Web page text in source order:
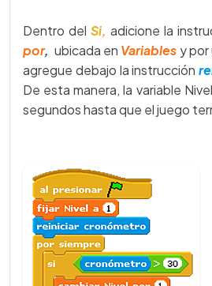
Dentro del Si, adicione la
por, ubicada en Variables y
agregue debajo la instrucción
De esta manera, la variable
segundos hasta que el juego